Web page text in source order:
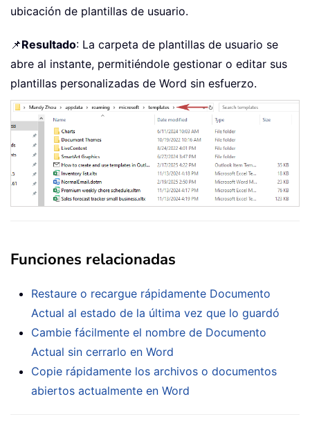
ubicación de plantillas de usuario.
📌Resultado: La carpeta de plantillas de usuario se
abre al instante, permitiéndole gestionar o editar sus
plantillas personalizadas de Word sin esfuerzo.
Funciones relacionadas
Restaure o recargue rápidamente Documento
Actual al estado de la última vez que lo guardó
Cambie fácilmente el nombre de Documento
Actual sin cerrarlo en Word
Copie rápidamente los archivos o documentos
abiertos actualmente en Word